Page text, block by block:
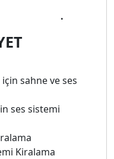
.
sahne ve ses
ses sistemi
Kiralama